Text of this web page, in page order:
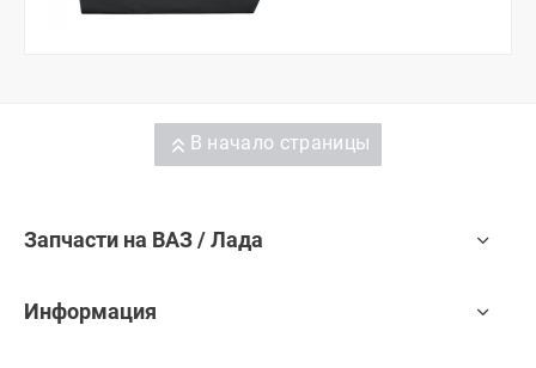
В начало страницы
Запчасти на ВАЗ / Лада
Информация